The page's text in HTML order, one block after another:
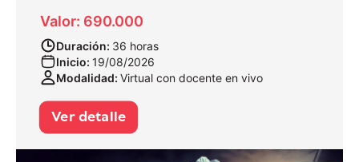
Valor: 690.000
Duración: 36 horas
Inicio: 19/08/2026
Modalidad: Virtual con docente en vivo
Ver detalle